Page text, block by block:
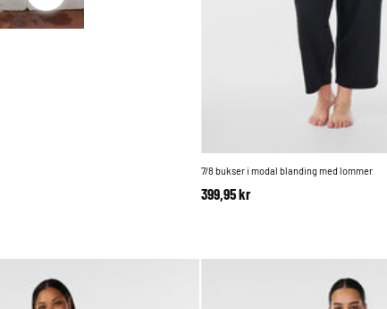
7/8 bukser i modal blanding med lommer
399,95 kr